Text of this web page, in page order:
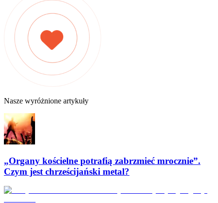
Nasze wyróżnione artykuły
„Organy kościelne potrafią zabrzmieć mrocznie”.
Czym jest chrześcijański metal?